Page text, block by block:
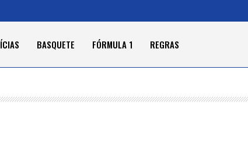
BASQUETE FÓRMULA 1 REGRAS